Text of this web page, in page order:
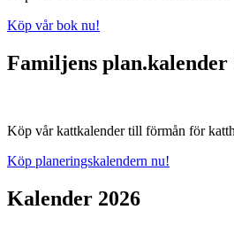
Köp vår bok nu!
Familjens plan.kalender
Köp vår kattkalender till förmån för
Köp planeringskalendern nu!
Kalender 2026